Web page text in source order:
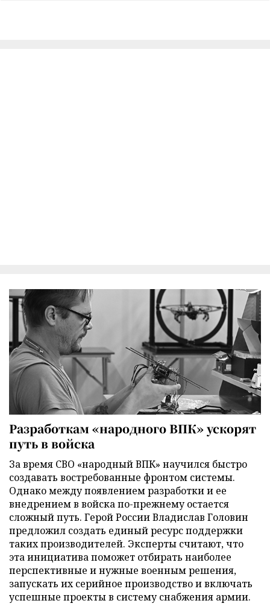
Разработкам «народного ВПК» ускорят
путь в войска
За время СВО «народный ВПК» научился быстро
создавать востребованные фронтом системы.
Однако между появлением разработки и ее
внедрением в войска по-прежнему остается
сложный путь. Герой России Владислав Головин
предложил создать единый ресурс поддержки
таких производителей. Эксперты считают, что
эта инициатива поможет отбирать наиболее
перспективные и нужные военным решения,
запускать их серийное производство и включать
успешные проекты в систему снабжения армии.